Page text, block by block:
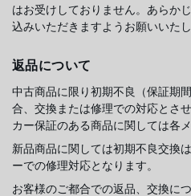
はお受けしておりません。あらか
込みいただきますようお願いいたし
返品について
中古商品に限り初期不良（保証期
合、交換または修理での対応とさ
カー保証のある商品に関しては各
新品商品に関しては初期不良交換
ーでの修理対応となります。
お客様のご都合での返品、交換に